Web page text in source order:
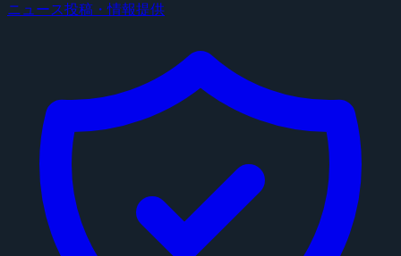
ニュース投稿・情報提供